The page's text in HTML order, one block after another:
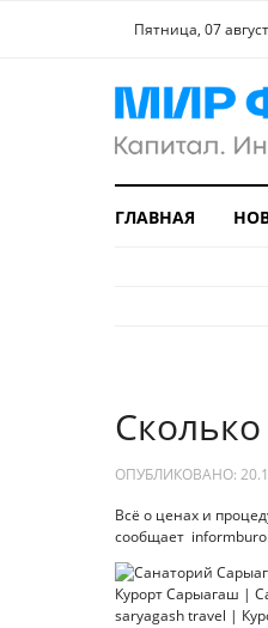
Пятница, 07
ГЛАВНАЯ
Сколько
ОПУБЛИКОВАНО:
Всё о ценах и
сообщает